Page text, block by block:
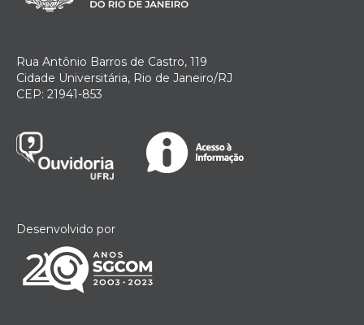
Rua Antônio Barros de Castro, 119
Cidade Universitária, Rio de Janeiro/RJ
CEP: 21941-853
Desenvolvido por